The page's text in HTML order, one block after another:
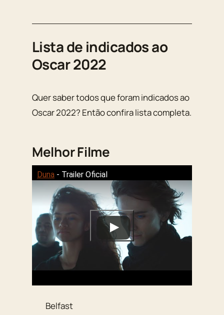
Lista de indicados ao
Oscar 2022
Quer saber todos que foram indicados ao
Oscar 2022? Então confira lista completa.
Melhor Filme
Duna - Trailer Oficial
Belfast